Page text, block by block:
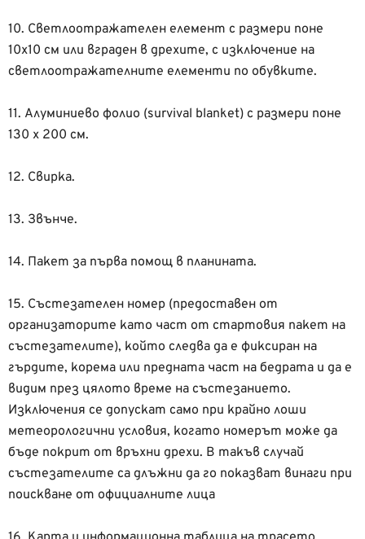
10. Светлоотражателен елемент с размери поне
10х10 см или вграден в дрехите, с изключение на
светлоотражателните елементи по обувките.
11. Алуминиево фолио (survival blanket) с размери поне
130 х 200 см.
12. Свирка.
13. Звънче.
14. Пакет за първа помощ в планината.
15. Състезателен номер (предоставен от
организаторите като част от стартовия пакет на
състезателите), който следва да е фиксиран на
гърдите, корема или предната част на бедрата и да е
видим през цялото време на състезанието.
Изключения се допускат само при крайно лоши
метеорологични условия, когато номерът може да
бъде покрит от връхни дрехи. В такъв случай
състезателите са длъжни да го показват винаги при
поискване от официалните лица